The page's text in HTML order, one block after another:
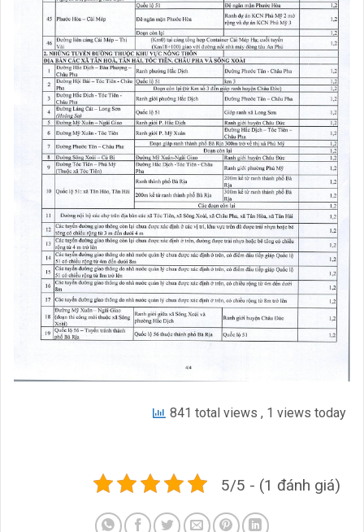
841 total views , 1 views today
5/5 - (1 đánh giá)